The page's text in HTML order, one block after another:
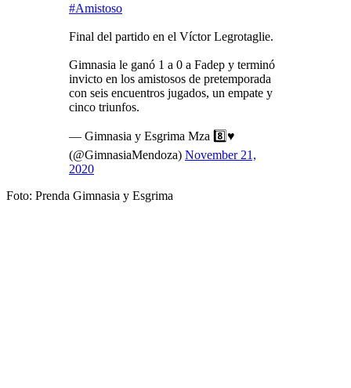
#Amistoso
Final del partido en el Víctor Legrotaglie.
Gimnasia le ganó 1 a 0 a Fadep y terminó
invicto en los amistosos de pretemporada
con seis encuentros jugados, un empate y
cinco triunfos.
— Gimnasia y Esgrima Mza 8️⃣♥️
(@GimnasiaMendoza) November 21,
2020
Foto: Prenda Gimnasia y Esgrima